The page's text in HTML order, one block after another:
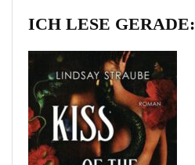
ICH LESE GERADE: